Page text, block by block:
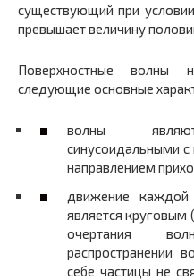
существующий при
превышает величину
Поверхностные
следующие основные
волны
синусоидальными с
направлением
движение
является
очертания
распространении
себе частицы не